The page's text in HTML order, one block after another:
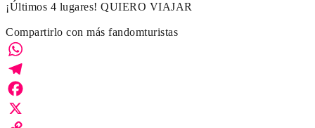
¡Últimos 4 lugares! QUIERO VIAJAR
Compartirlo con más fandomturistas
WhatsApp
Telegram
Facebook